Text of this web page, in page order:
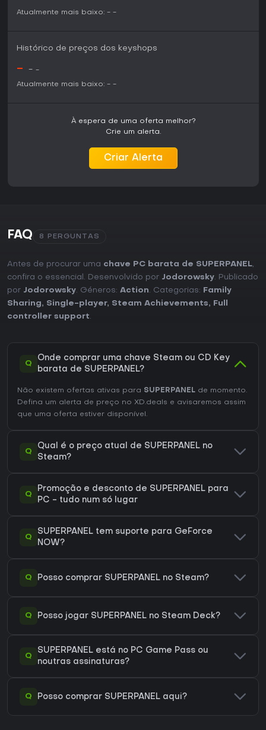
Atualmente mais baixo: - -
Histórico de preços dos keyshops
- - -
Atualmente mais baixo: - -
À espera de uma oferta melhor?
Crie um alerta.
Criar Alerta
FAQ 8 PERGUNTAS
Antes de procurar uma chave PC barata de SUPERPANEL,
confira o essencial. Desenvolvido por Jodorowsky. Publicado
por Jodorowsky. Géneros: Action. Categorias:
Family
Sharing, Single-player, Steam Achievements,
Full
controller support.
Q
Onde comprar uma chave Steam ou CD Key
barata de SUPERPANEL?
Não existem ofertas ativas para SUPERPANEL de momento.
Defina um alerta de preço no XD.deals e avisaremos assim
que uma oferta estiver disponível.
Q
Qual é o preço atual de SUPERPANEL no
Steam?
Q
Promoção e desconto de SUPERPANEL para
PC - tudo num só lugar
Q
SUPERPANEL tem suporte para GeForce
NOW?
Q Posso comprar SUPERPANEL no Steam?
Q Posso jogar SUPERPANEL no Steam Deck?
Q
SUPERPANEL está no PC Game Pass ou
noutras assinaturas?
Q Posso comprar SUPERPANEL aqui?